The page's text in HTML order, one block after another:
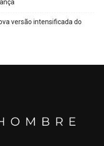
versão intensificada do